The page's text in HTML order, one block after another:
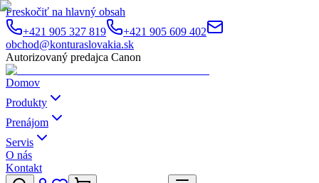
Preskočiť na hlavný obsah
+421 905 327 819
+421 905 609 402
obchod@konturaslovakia.sk
Autorizovaný predajca Canon
Domov
Produkty
Prenájom
Servis
O nás
Kontakt